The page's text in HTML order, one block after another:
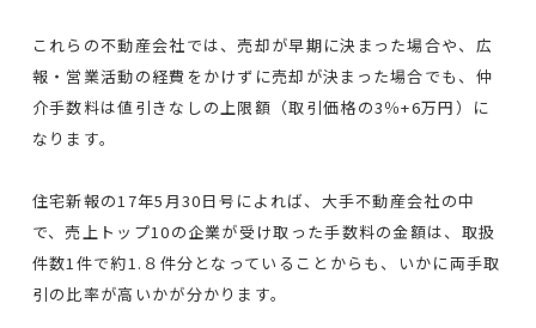
これらの不動産会社では、売却が早期に決まった場合や、広
報・営業活動の経費をかけずに売却が決まった場合でも、仲
介手数料は値引きなしの上限額（取引価格の3％+6万円）に
なります。
住宅新報の17年5月30日号によれば、大手不動産会社の中
で、売上トップ10の企業が受け取った手数料の金額は、取扱
件数1件で約1.８件分となっていることからも、いかに両手取
引の比率が高いかが分かります。